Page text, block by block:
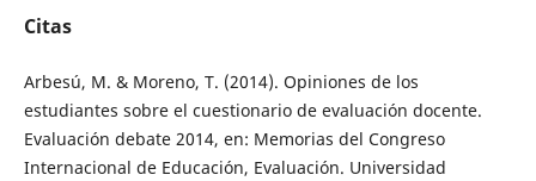
Citas
Arbesú, M. & Moreno, T. (2014). Opiniones de los
estudiantes sobre el cuestionario de evaluación docente.
Evaluación debate 2014, en: Memorias del Congreso
Internacional de Educación, Evaluación. Universidad